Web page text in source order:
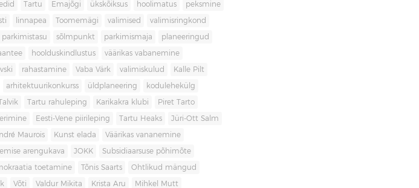
Tartu Emajõgi ükskõiksus hoolimatus peksmine
linnapea Toomemägi valimised valimisringkond
parkimistasu sõlmpunkt parkimismaja planeeringud
hoolduskindlustus väärikas vabanemine
rahastamine Vaba Värk valimiskulud Kalle Pilt
arhitektuurikonkurss üldplaneering kodulehekülg
Tartu rahuleping Karikakra klubi Piret Tarto
Eesti-Vene piirileping Tartu Heaks Jüri-Ott Salm
Maurois Kunst elada Väärikas vananemine
arengukava JOKK Subsidiaarsuse põhimõte
toetamine Tõnis Saarts Ohtlikud mängud
Võti Valdur Mikita Krista Aru Mihkel Mutt